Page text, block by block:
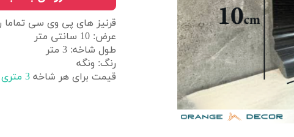
قرنیز های پی وی سی
عرض: 10 سانتی متر
طول شاخه: 3 متر
رنگ: ونگه
قیمت برای هر شاخه 3 متری